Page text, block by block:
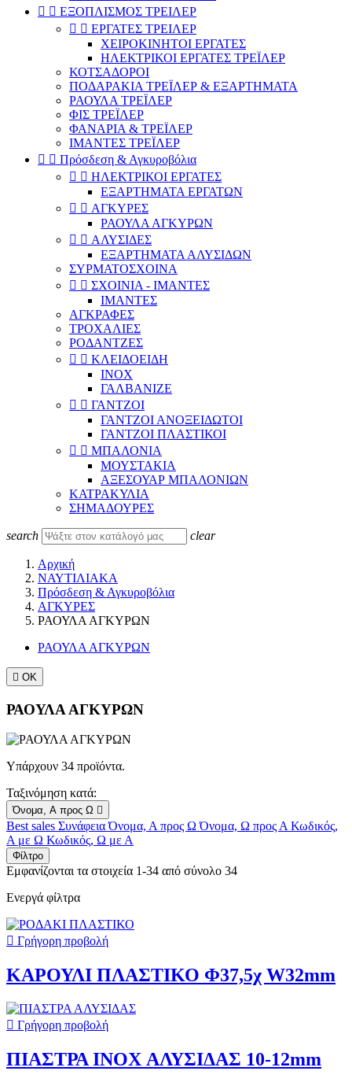
  ΕΞΟΠΛΙΣΜΟΣ ΤΡΕΙΛΕΡ
  ΕΡΓΑΤΕΣ ΤΡΕΙΛΕΡ
ΧΕΙΡΟΚΙΝΗΤΟΙ ΕΡΓΑΤΕΣ
ΗΛΕΚΤΡΙΚΟΙ ΕΡΓΑΤΕΣ ΤΡΕΪΛΕΡ
ΚΟΤΣΑΔΟΡΟΙ
ΠΟΔΑΡΑΚΙΑ ΤΡΕΪΛΕΡ & ΕΞΑΡΤΗΜΑΤΑ
ΡΑΟΥΛΑ ΤΡΕΪΛΕΡ
ΦΙΣ ΤΡΕΪΛΕΡ
ΦΑΝΑΡΙΑ & ΤΡΕΪΛΕΡ
ΙΜΑΝΤΕΣ ΤΡΕΪΛΕΡ
  Πρόσδεση & Αγκυροβόλια
  ΗΛΕΚΤΡΙΚΟΙ ΕΡΓΑΤΕΣ
ΕΞΑΡΤΗΜΑΤΑ ΕΡΓΑΤΩΝ
  ΑΓΚΥΡΕΣ
ΡΑΟΥΛΑ ΑΓΚΥΡΩΝ
  ΑΛΥΣΙΔΕΣ
ΕΞΑΡΤΗΜΑΤΑ ΑΛΥΣΙΔΩΝ
ΣΥΡΜΑΤΟΣΧΟΙΝΑ
  ΣΧΟΙΝΙΑ - ΙΜΑΝΤΕΣ
ΙΜΑΝΤΕΣ
ΑΓΚΡΑΦΕΣ
ΤΡΟΧΑΛΙΕΣ
ΡΟΔΑΝΤΖΕΣ
  ΚΛΕΙΔΟΕΙΔΗ
INOX
ΓΑΛΒΑΝΙΖΕ
  ΓΑΝΤΖΟΙ
ΓΑΝΤΖΟΙ ΑΝΟΞΕΙΔΩΤΟΙ
ΓΑΝΤΖΟΙ ΠΛΑΣΤΙΚΟΙ
  ΜΠΑΛΟΝΙΑ
ΜΟΥΣΤΑΚΙΑ
ΑΞΕΣΟΥΑΡ ΜΠΑΛΟΝΙΩΝ
KΑΤΡΑΚΥΛΙΑ
ΣΗΜΑΔΟΥΡΕΣ
search clear
Αρχική
ΝΑΥΤΙΛΙΑΚΑ
Πρόσδεση & Αγκυροβόλια
ΑΓΚΥΡΕΣ
ΡΑΟΥΛΑ ΑΓΚΥΡΩΝ
ΡΑΟΥΛΑ ΑΓΚΥΡΩΝ
 ΟΚ
ΡΑΟΥΛΑ ΑΓΚΥΡΩΝ
Υπάρχουν 34 προϊόντα.
Ταξινόμηση κατά:
Όνομα, Α προς Ω 
Best sales ΣυνάφειαΌνομα, Α προς ΩΌνομα, Ω προς ΑΚωδικός,
Α με Ω Κωδικός, Ω με Α
Φίλτρο
Εμφανίζονται τα στοιχεία 1-34 από σύνολο 34
Ενεργά φίλτρα
 Γρήγορη προβολή
ΚΑΡΟΥΛΙ ΠΛΑΣΤΙΚΟ Φ37,5χ W32mm
 Γρήγορη προβολή
ΠΙΑΣΤΡΑ INOX ΑΛΥΣΙΔΑΣ 10-12mm